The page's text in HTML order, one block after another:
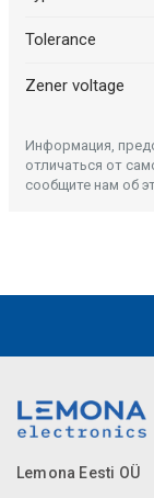
Tolerance
Zener voltage
Информация,
отличаться от
сообщите нам об
Lemona Eesti OÜ